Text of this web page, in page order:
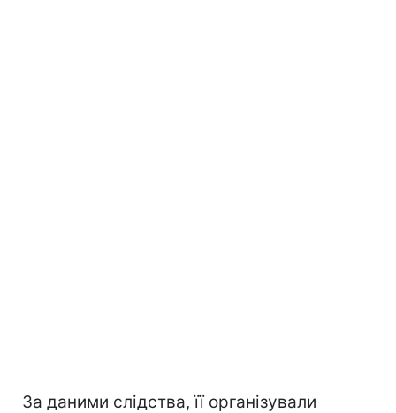
За даними слідства, її організували